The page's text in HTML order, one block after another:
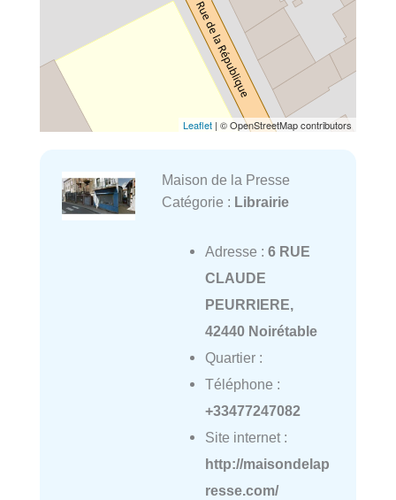
Leaflet | © OpenStreetMap contributors
Maison de la Presse
Catégorie : Librairie
Adresse : 6 RUE
CLAUDE
PEURRIERE,
42440 Noirétable
Quartier :
Téléphone :
+33477247082
Site internet :
http://maisondelap
resse.com/